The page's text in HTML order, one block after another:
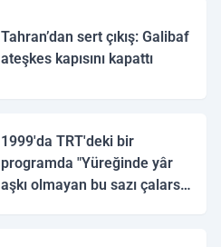
Tahran’dan sert çıkış: Galibaf
ateşkes kapısını kapattı
1999'da TRT'deki bir
programda "Yüreğinde yâr
aşkı olmayan bu sazı çalarsa